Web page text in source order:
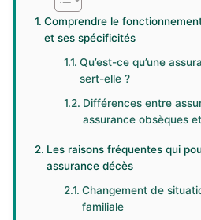
Comprendre le
et ses spécificités
Qu’est-ce qu’une
sert-elle ?
Différences entre
assurance obsèques
Les raisons fréquentes qui
assurance décès
Changement de
familiale